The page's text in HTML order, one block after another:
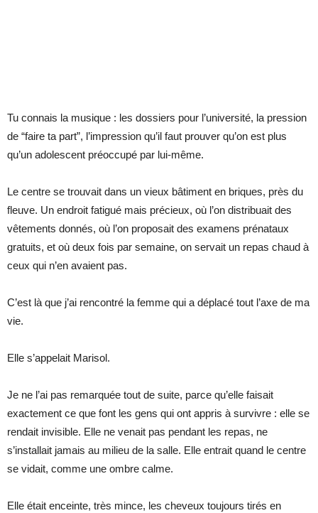
Tu connais la musique : les dossiers pour l’université, la pression
de “faire ta part”, l’impression qu’il faut prouver qu’on est plus
qu’un adolescent préoccupé par lui-même.
Le centre se trouvait dans un vieux bâtiment en briques, près du
fleuve. Un endroit fatigué mais précieux, où l’on distribuait des
vêtements donnés, où l’on proposait des examens prénataux
gratuits, et où deux fois par semaine, on servait un repas chaud à
ceux qui n’en avaient pas.
C’est là que j’ai rencontré la femme qui a déplacé tout l’axe de ma
vie.
Elle s’appelait Marisol.
Je ne l’ai pas remarquée tout de suite, parce qu’elle faisait
exactement ce que font les gens qui ont appris à survivre : elle se
rendait invisible. Elle ne venait pas pendant les repas, ne
s’installait jamais au milieu de la salle. Elle entrait quand le centre
se vidait, comme une ombre calme.
Elle était enceinte, très mince, les cheveux toujours tirés en